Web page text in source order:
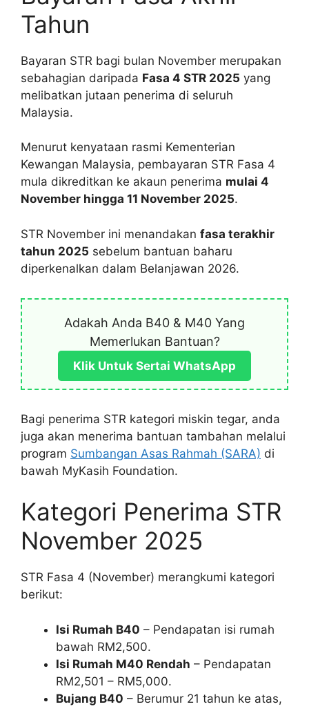
Tahun
Bayaran STR bagi bulan November merupakan
sebahagian daripada Fasa 4 STR 2025 yang
melibatkan jutaan penerima di seluruh
Malaysia.
Menurut kenyataan rasmi Kementerian
Kewangan Malaysia, pembayaran STR Fasa 4
mula dikreditkan ke akaun penerima mulai 4
November hingga 11 November 2025.
STR November ini menandakan fasa terakhir
tahun 2025 sebelum bantuan baharu
diperkenalkan dalam Belanjawan 2026.
Adakah Anda B40 & M40 Yang
Memerlukan Bantuan?
Klik Untuk Sertai WhatsApp
Bagi penerima STR kategori miskin tegar, anda
juga akan menerima bantuan tambahan melalui
program Sumbangan Asas Rahmah (SARA) di
bawah MyKasih Foundation.
Kategori Penerima STR
November 2025
STR Fasa 4 (November) merangkumi kategori
berikut:
Isi Rumah B40 – Pendapatan isi rumah
bawah RM2,500.
Isi Rumah M40 Rendah – Pendapatan
RM2,501 – RM5,000.
Bujang B40 – Berumur 21 tahun ke atas,